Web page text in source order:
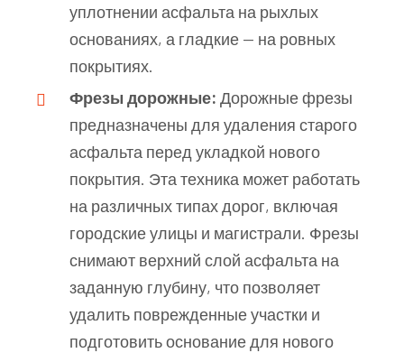
уплотнении асфальта на рыхлых
основаниях, а гладкие — на ровных
покрытиях.
Фрезы дорожные: Дорожные фрезы
предназначены для удаления старого
асфальта перед укладкой нового
покрытия. Эта техника может работать
на различных типах дорог, включая
городские улицы и магистрали. Фрезы
снимают верхний слой асфальта на
заданную глубину, что позволяет
удалить поврежденные участки и
подготовить основание для нового